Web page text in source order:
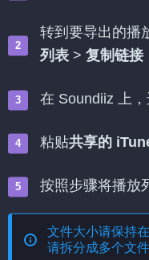
转到要导出的播
列表 > 复制链接
在 Soundiiz 上
粘贴共享的
按照步骤将播放
文件大小请保持
请拆分成多个文